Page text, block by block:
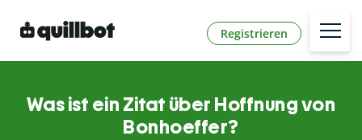
Registrieren
Was ist ein Zitat über Hoffnung von
Bonhoeffer?